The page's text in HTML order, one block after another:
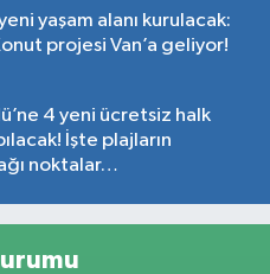
yaşam alanı kurulacak:
projesi Van’a geliyor!
4 yeni ücretsiz halk
İşte plajların
noktalar…